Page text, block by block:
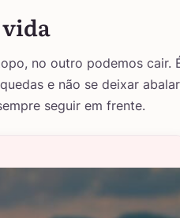
no outro podemos cair.
e não se deixar
seguir em frente.